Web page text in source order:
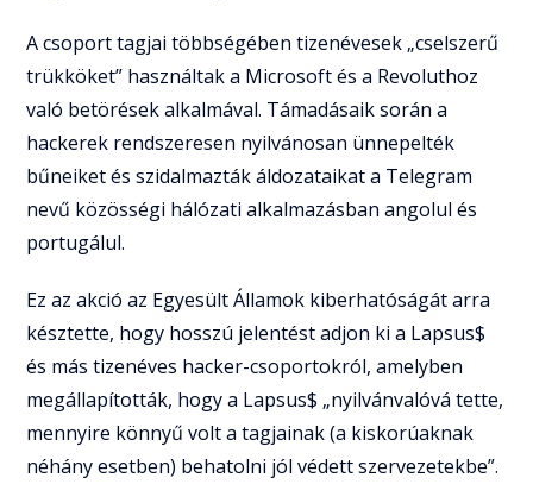
A csoport tagjai többségében tizenévesek „cselszerű
trükköket” használtak a Microsoft és a Revoluthoz
való betörések alkalmával. Támadásaik során a
hackerek rendszeresen nyilvánosan ünnepelték
bűneiket és szidalmazták áldozataikat a Telegram
nevű közösségi hálózati alkalmazásban angolul és
portugálul.
Ez az akció az Egyesült Államok kiberhatóságát arra
késztette, hogy hosszú jelentést adjon ki a Lapsus$
és más tizenéves hacker-csoportokról, amelyben
megállapították, hogy a Lapsus$ „nyilvánvalóvá tette,
mennyire könnyű volt a tagjainak (a kiskorúaknak
néhány esetben) behatolni jól védett szervezetekbe”.